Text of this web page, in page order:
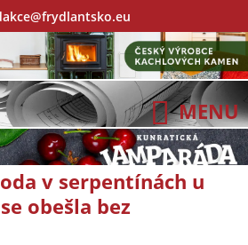
v serpentínách u
obešla bez